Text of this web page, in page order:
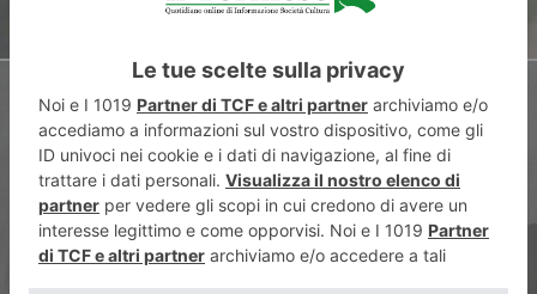
ARTICOLO SUCCESSIVO
La Lega ringrazia Salvini per la